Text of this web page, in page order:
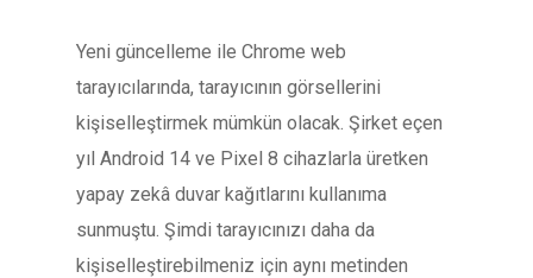
Yeni güncelleme ile Chrome web
tarayıcılarında, tarayıcının görsellerini
kişiselleştirmek mümkün olacak. Şirket eçen
yıl Android 14 ve Pixel 8 cihazlarla üretken
yapay zekâ duvar kağıtlarını kullanıma
sunmuştu. Şimdi tarayıcınızı daha da
kişiselleştirebilmeniz için aynı metinden